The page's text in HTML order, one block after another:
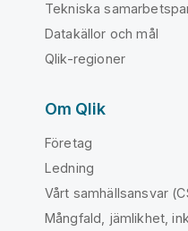
Tekniska
Datakällor och mål
Qlik-regioner
Om Qlik
Företag
Ledning
Vårt samhällsansvar
Mångfald, jämlikhet,